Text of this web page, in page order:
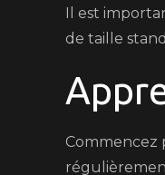
Il est
de taille
Commencez